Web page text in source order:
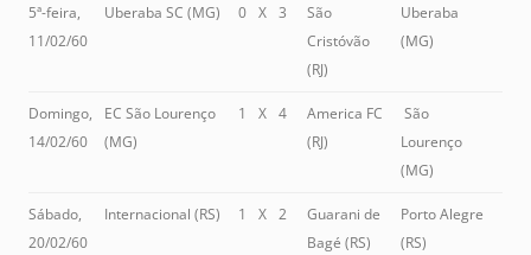
5ª-feira,
11/02/60
Uberaba SC (MG) 0 X 3
São
Cristóvão
(RJ)
Uberaba
(MG)
Domingo,
14/02/60
EC São Lourenço
(MG)
1 X 4
America FC
(RJ)
São
Lourenço
(MG)
Sábado,
20/02/60
Internacional (RS) 1 X 2
Guarani de
Bagé (RS)
Porto Alegre
(RS)